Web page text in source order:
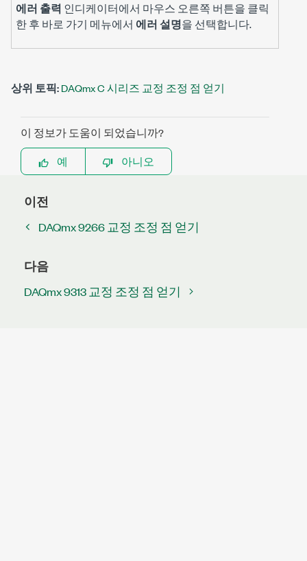
에러 출력 인디케이터에서 마우스 오른쪽 버튼을 클릭
한 후 바로 가기 메뉴에서 에러 설명을 선택합니다.
상위 토픽:DAQmx C 시리즈 교정 조정 점 얻기
이 정보가 도움이 되었습니까?
예
아니오
이전
DAQmx 9266 교정 조정 점 얻기
다음
DAQmx 9313 교정 조정 점 얻기